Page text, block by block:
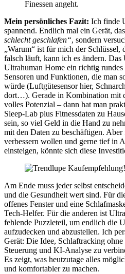
Finessen angeht.
Mein persönliches Fazit: Ich finde
spannend. Endlich mal ein Gerät,
schlecht geschlafen“, sondern
„Warum“ ist für mich der
falsch läuft, kann ich es ändern. Das
Ultrahuman Home ein richtig
Sensoren und Funktionen, die man
würde (Luftgütesensor hier,
dort…). Gerade in Kombination mit
volles Potenzial – dann hat man
Sleep-Lab plus Fitnessdaten zu
sein, so viel Geld in die Hand zu
mit den Daten zu beschäftigen.
verbessern wollen und gerne tief in
einsteigen, könnte sich diese
Am Ende muss jeder selbst
und die Gesundheit wert sind. Für
offenes Fenster und eine
Tech-Helfer. Für die anderen ist
fehlende Puzzleteil, um endlich die
aufzudecken und abzustellen. Ich
Gerät: Die Idee, Schlaftracking
Steuerung und KI-Analyse zu
Es zeigt, was heutzutage alles
und komfortabler zu machen.